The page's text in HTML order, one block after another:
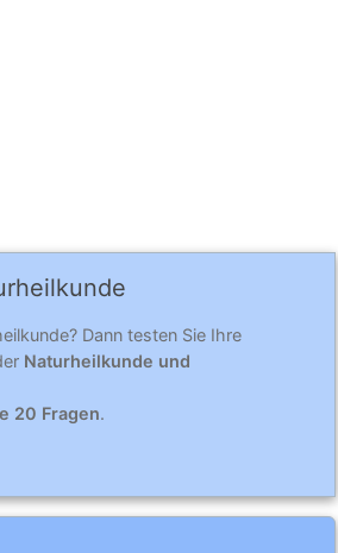
Dann testen Sie Ihre
Naturheilkunde und
20 Fragen.